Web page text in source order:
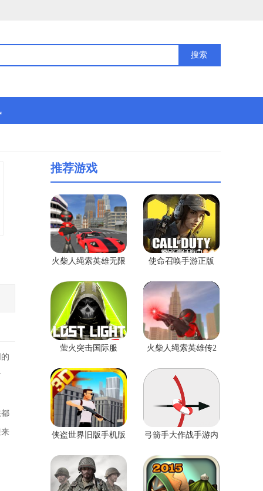
推荐游戏
火柴人绳索英雄无限
使命召唤手游正版
萤火突击国际服
火柴人绳索英雄传2
侠盗世界旧版手机版
弓箭手大作战手游内